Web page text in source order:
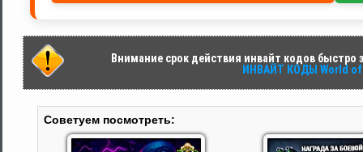
Внимание срок действия инвайт кодов быстро
ИНВАЙТ КОДЫ World
Советуем посмотреть: